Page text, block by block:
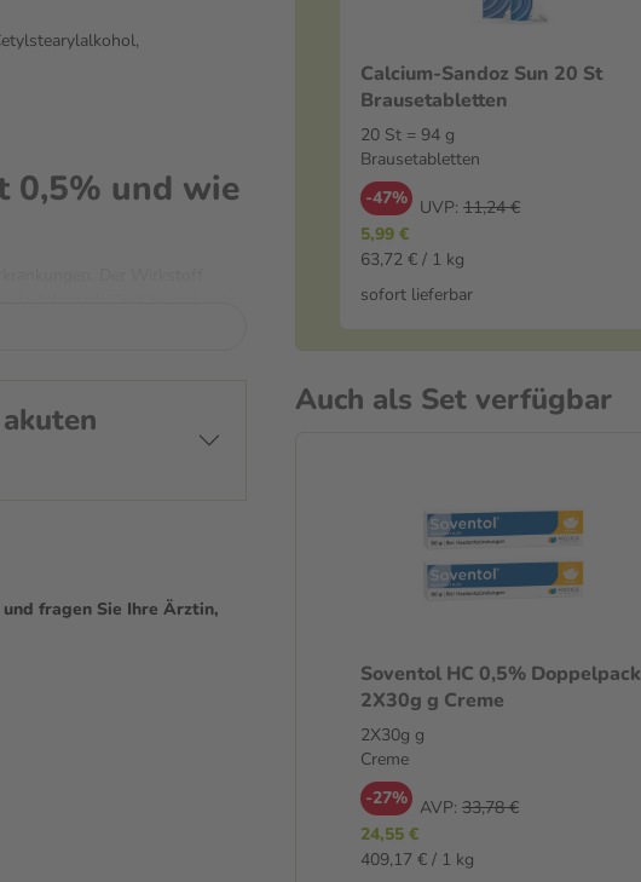
0,5% und wie
unterstützt die pflegende
oder äußerlich
wenn du andere
besonders empfindlichen
Zu den möglichen
Informiere deinen
fragen Sie Ihre Ärztin,
Calcium-Sandoz Sun 20 St
Brausetabletten
20 St = 94 g
Brausetabletten
-47% UVP: 11,24 €
5,99 €
63,72 € / 1 kg
sofort lieferbar
Auch als Set verfügbar
Soventol HC 0,5% Doppelpack
2X30g g Creme
2X30g g
Creme
-27% AVP: 33,78 €
24,55 €
409,17 € / 1 kg